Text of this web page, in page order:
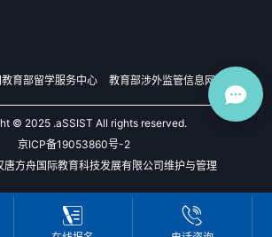
教育部留学服务中心 教育部涉外监管信息网
© 2025 .aSSIST All rights reserved.
京ICP备19053860号-2
唐方舟国际教育科技发展有限公司维护与管理